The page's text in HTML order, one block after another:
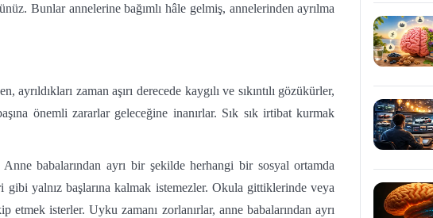
Bunlar annelerine bağımlı hâle gelmiş, annelerinden ayrılma
zaman aşırı derecede kaygılı ve sıkıntılı gözükürler,
önemli zararlar geleceğine inanırlar. Sık sık irtibat kurmak
babalarından ayrı bir şekilde herhangi bir sosyal ortamda
yalnız başlarına kalmak istemezler. Okula gittiklerinde veya
etmek isterler. Uyku zamanı zorlanırlar, anne babalarından ayrı